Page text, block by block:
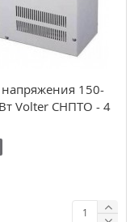
напряжения 150-
Volter СНПТО - 4